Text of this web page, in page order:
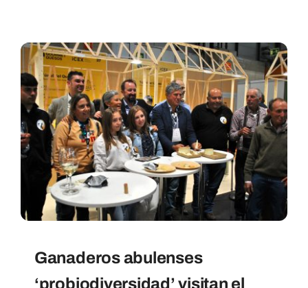
Ganaderos abulenses
‘probiodiversidad’ visitan el